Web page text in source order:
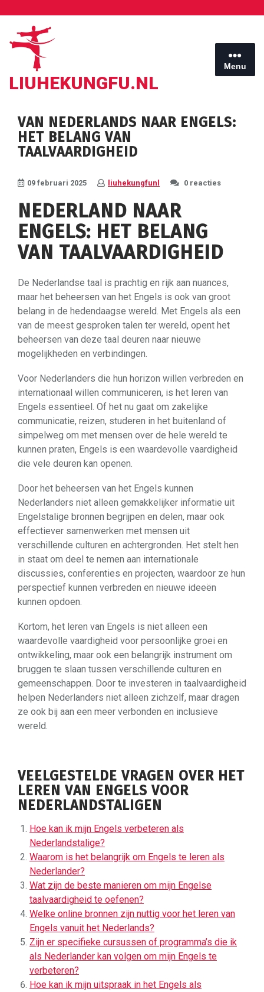
inhoud
LIUHEKUNGFU.NL
Menu
VAN NEDERLANDS NAAR ENGELS:
HET BELANG VAN
TAALVAARDIGHEID
09 februari 2025 liuhekungfunl 0 reacties
NEDERLAND NAAR
ENGELS: HET BELANG
VAN TAALVAARDIGHEID
De Nederlandse taal is prachtig en rijk aan nuances,
maar het beheersen van het Engels is ook van groot
belang in de hedendaagse wereld. Met Engels als een
van de meest gesproken talen ter wereld, opent het
beheersen van deze taal deuren naar nieuwe
mogelijkheden en verbindingen.
Voor Nederlanders die hun horizon willen verbreden en
internationaal willen communiceren, is het leren van
Engels essentieel. Of het nu gaat om zakelijke
communicatie, reizen, studeren in het buitenland of
simpelweg om met mensen over de hele wereld te
kunnen praten, Engels is een waardevolle vaardigheid
die vele deuren kan openen.
Door het beheersen van het Engels kunnen
Nederlanders niet alleen gemakkelijker informatie uit
Engelstalige bronnen begrijpen en delen, maar ook
effectiever samenwerken met mensen uit
verschillende culturen en achtergronden. Het stelt hen
in staat om deel te nemen aan internationale
discussies, conferenties en projecten, waardoor ze hun
perspectief kunnen verbreden en nieuwe ideeën
kunnen opdoen.
Kortom, het leren van Engels is niet alleen een
waardevolle vaardigheid voor persoonlijke groei en
ontwikkeling, maar ook een belangrijk instrument om
bruggen te slaan tussen verschillende culturen en
gemeenschappen. Door te investeren in taalvaardigheid
helpen Nederlanders niet alleen zichzelf, maar dragen
ze ook bij aan een meer verbonden en inclusieve
wereld.
VEELGESTELDE VRAGEN OVER HET
LEREN VAN ENGELS VOOR
NEDERLANDSTALIGEN
Hoe kan ik mijn Engels verbeteren als
Nederlandstalige?
Waarom is het belangrijk om Engels te leren als
Nederlander?
Wat zijn de beste manieren om mijn Engelse
taalvaardigheid te oefenen?
Welke online bronnen zijn nuttig voor het leren van
Engels vanuit het Nederlands?
Zijn er specifieke cursussen of programma’s die ik
als Nederlander kan volgen om mijn Engels te
verbeteren?
Hoe kan ik mijn uitspraak in het Engels als